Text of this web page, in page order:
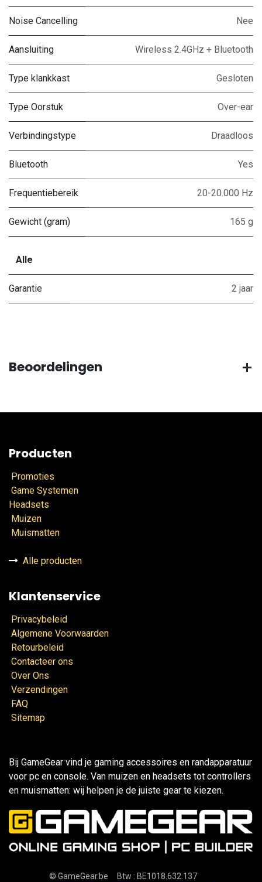
Noise Cancelling Nee
Aansluiting Wireless 2.4GHz + Bluetooth
Type klankkast Gesloten
Type Oorstuk Over-ear
Verbindingstype Draadloos
Bluetooth Yes
Frequentiebereik 20-20.000 Hz
Gewicht (gram) 165 g
Alle
Garantie 2 jaar
Beoordelingen
Producten
Promoties
Game Systemen
Headsets
Muizen
Muismatten
Alle producten
Klantenservice
Privacybeleid
Algemene Voorwaarden
Retourbeleid
Contacteer ons
Over Ons
Verzendingen
FAQ
Sitemap
Bij GameGear vind je gaming accessoires en randapparatuur
voor pc en console. Van muizen en headsets tot controllers
en muismatten: wij helpen je de juiste gear te kiezen.
© GameGear.be Btw : BE1018.632.137